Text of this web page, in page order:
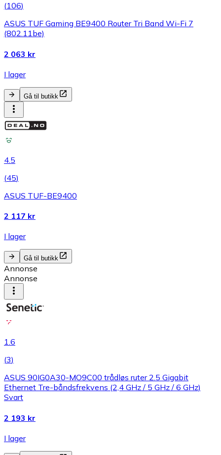
(106)
ASUS TUF Gaming BE9400 Router Tri Band Wi-Fi 7
(802.11be)
2 063 kr
I lager
Gå til butikk
4.5
(45)
ASUS TUF-BE9400
2 117 kr
I lager
Gå til butikk
Annonse
Annonse
1.6
(3)
ASUS 90IG0A30-MO9C00 trådløs ruter 2.5 Gigabit
Ethernet Tre-båndsfrekvens (2,4 GHz / 5 GHz / 6 GHz)
Svart
2 193 kr
I lager